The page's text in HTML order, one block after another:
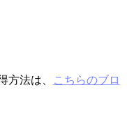
法は、
こちらのブロ